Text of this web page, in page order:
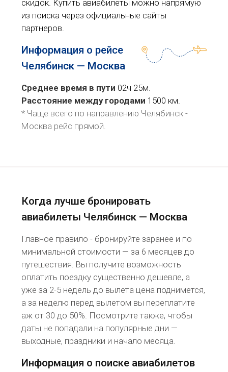
скидок. Купить авиабилеты можно напрямую
из поиска через официальные сайты
партнеров.
Информация о рейсе
Челябинск — Москва
Среднее время в пути 02ч 25м.
Расстояние между городами 1500 км.
* Чаще всего по направлению Челябинск -
Москва рейс прямой.
Когда лучше бронировать
авиабилеты Челябинск — Москва
Главное правило - бронируйте заранее и по
минимальной стоимости — за 6 месяцев до
путешествия. Вы получите возможность
оплатить поездку существенно дешевле, а
уже за 2-5 недель до вылета цена поднимется,
а за неделю перед вылетом вы переплатите
аж от 30 до 50%. Посмотрите также, чтобы
даты не попадали на популярные дни —
выходные, праздники и начало месяца.
Информация о поиске авиабилетов